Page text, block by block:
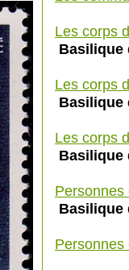
Les corps
Basilique
Les corps
Basilique
Les corps
Basilique
Personnes
Basilique
Personnes